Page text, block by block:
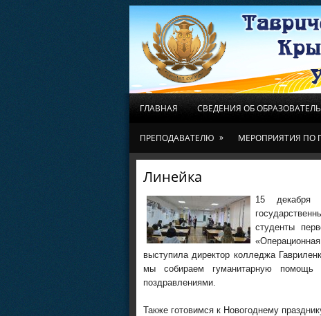
ГЛАВНАЯ СВЕДЕНИЯ ОБ
ПРЕПОДАВАТЕЛЮ » МЕРОПРИЯТИЯ ПО
Линейка
15 декабря
студенты
выступила директор колледжа
мы собираем гуманитарную
поздравлениями.
Также готовимся к Новогоднему